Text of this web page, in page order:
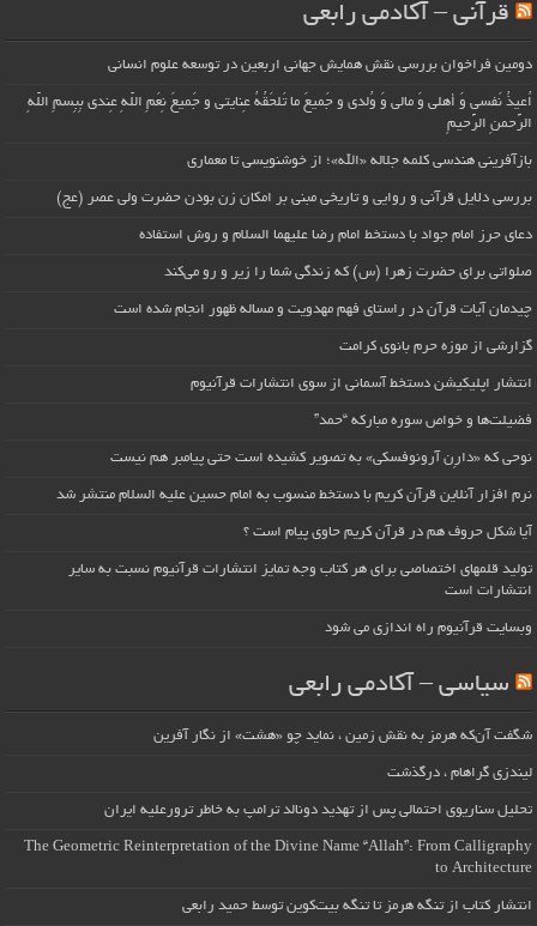
قرآنی – آکادمی رابعی
دومین فراخوان بررسی نقش همایش جهانی اربعین در توسعه علوم انسانی
اُعیذُ نَفسی وَ أهلی وَ مالی وَ وُلدی و جَمیعَ ما تَلحَقُهُ عِنایتی و جَمیعَ نِعَمِ اللّهِ عِندی بِبِسمِ اللّهِ
الرَّحمنِ الرَّحیمِ
بازآفرینی هندسی کلمه جلاله «الله»؛ از خوشنویسی تا معماری
بررسی دلایل قرآنی و روایی و تاریخی مبنی بر امکان زن بودن حضرت ولی عصر (عج)
دعای حرز امام جواد با دستخط امام رضا علیهما السلام و روش استفاده
صلواتی برای حضرت زهرا (س) که زندگی شما را زیر و رو می‌کند
چیدمان آیات قرآن در راستای فهم مهدویت و مساله ظهور انجام شده است
گزارشی از موزه حرم بانوی کرامت
انتشار اپلیکیشن دستخط آسمانی از سوی انتشارات قرآنیوم
فضیلت‌ها و خواص سوره مبارکه “حمد”
نوحی که «دارِن آرونوفسکی» به تصویر کشیده است حتی پیامبر هم نیست
نرم افزار آنلاین قرآن کریم با دستخط منسوب به امام حسین علیه السلام منتشر شد
آیا شکل حروف هم در قرآن کریم حاوی پیام است ؟
تولید قلمهای اختصاصی برای هر کتاب وجه تمایز انتشارات قرآنیوم نسبت به سایر
انتشارات است
وبسایت قرآنیوم راه اندازی می شود
سیاسی – آکادمی رابعی
شگفت آن‌که هرمز به نقش زمین ، نماید چو «هشت» از نگار آفرین
لیندزی گراهام ، درگذشت
تحلیل سناریوی احتمالی پس از تهدید دونالد ترامپ به خاطر ترورعلیه ایران
The Geometric Reinterpretation of the Divine Name “Allah”: From Calligraphy
to Architecture
انتشار کتاب از تنگه هرمز تا تنگه بیت‌کوین توسط حمید رابعی